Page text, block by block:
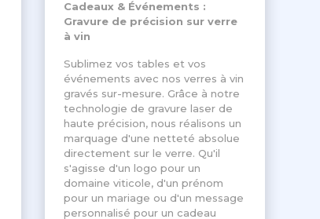
Cadeaux & Événements :
Gravure de précision sur verre
à vin
Sublimez vos tables et vos
événements avec nos verres à vin
gravés sur-mesure. Grâce à notre
technologie de gravure laser de
haute précision, nous réalisons un
marquage d'une netteté absolue
directement sur le verre. Qu'il
s'agisse d'un logo pour un
domaine viticole, d'un prénom
pour un mariage ou d'un message
personnalisé pour un cadeau